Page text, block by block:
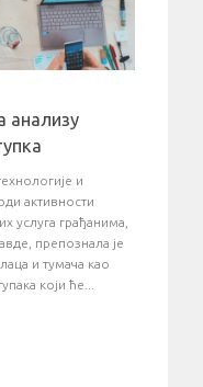
анализу
и
активности
услуга грађанима,
препознала је
и тумача као
који ће...